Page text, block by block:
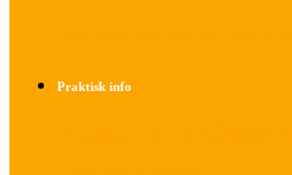
Praktisk info